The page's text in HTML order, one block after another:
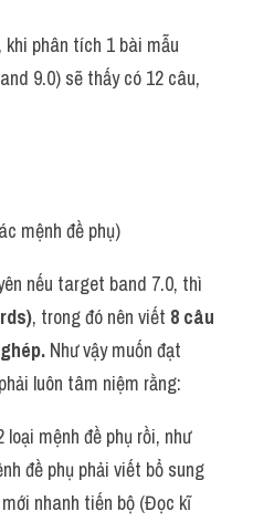
khi phân tích 1 bài mẫu
9.0) sẽ thấy có 12 câu,
mệnh đề phụ)
nếu target band 7.0, thì
, trong đó nên viết 8 câu
Như vậy muốn đạt
luôn tâm niệm rằng:
mệnh đề phụ rồi, như
đề phụ phải viết bổ sung
nhanh tiến bộ (Đọc kĩ